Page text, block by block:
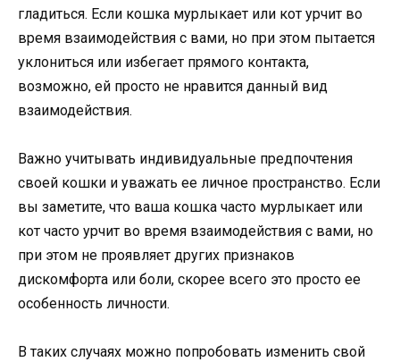
гладиться. Если кошка мурлыкает или кот урчит во
время взаимодействия с вами, но при этом пытается
уклониться или избегает прямого контакта,
возможно, ей просто не нравится данный вид
взаимодействия.
Важно учитывать индивидуальные предпочтения
своей кошки и уважать ее личное пространство. Если
вы заметите, что ваша кошка часто мурлыкает или
кот часто урчит во время взаимодействия с вами, но
при этом не проявляет других признаков
дискомфорта или боли, скорее всего это просто ее
особенность личности.
В таких случаях можно попробовать изменить свой